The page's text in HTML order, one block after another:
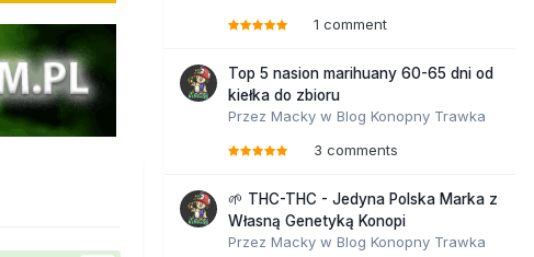
1 comment
Top 5 nasion marihuany 60-65 dni od
kiełka do zbioru
Przez Macky w Blog Konopny Trawka
3 comments
🌱 THC-THC - Jedyna Polska Marka z
Własną Genetyką Konopi
Przez Macky w Blog Konopny Trawka